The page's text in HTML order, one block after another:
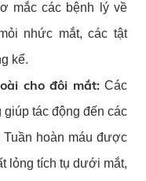
mắc các bệnh lý về
nhức mắt, các tật
kể.
cho đôi mắt:Các
tác động đến các
hoàn máu được
lỏng tích tụ dưới mắt,